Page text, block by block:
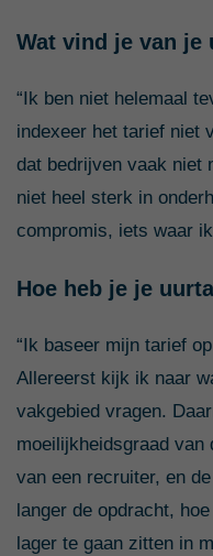
Wat vind je van je
“Ik ben niet helemaal
indexeer het tarief niet
dat bedrijven vaak niet
niet heel sterk in
compromis, iets waar
Hoe heb je je
“Ik baseer mijn tarief
Allereerst kijk ik naar
vakgebied vragen.
moeilijkheidsgraad
van een recruiter, en
langer de opdracht,
lager te gaan zitten in